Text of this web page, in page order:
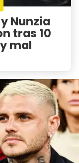
Nunzia
tras 10
mal